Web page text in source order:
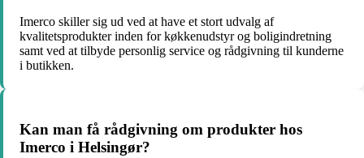
Imerco skiller sig ud ved at have et stort udvalg af
kvalitetsprodukter inden for køkkenudstyr og boligindretning
samt ved at tilbyde personlig service og rådgivning til kunderne
i butikken.
Kan man få rådgivning om produkter hos
Imerco i Helsingør?